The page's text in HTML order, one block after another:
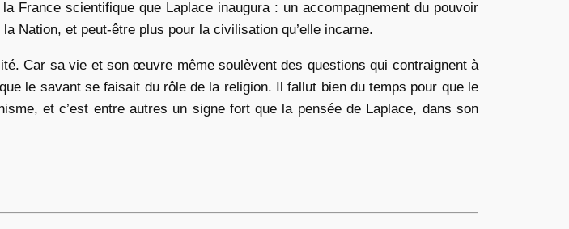
France scientifique que Laplace inaugura : un accompagnement du pouvoir
Nation, et peut-être plus pour la civilisation qu’elle incarne.
Car sa vie et son œuvre même soulèvent des questions qui contraignent à
le savant se faisait du rôle de la religion. Il fallut bien du temps pour que le
et c’est entre autres un signe fort que la pensée de Laplace, dans son